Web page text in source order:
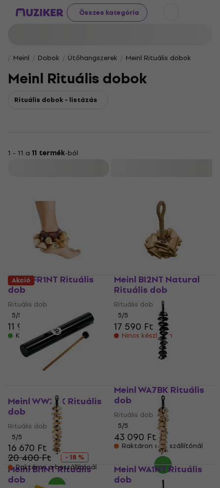
Összes kategória
Meinl Dobok Ütőhangszerek Meinl Rituális dobok
Meinl Rituális dobok
Rituális dobok - listázás
1 - 11 a 11 termék-ból
Meinl FR1NT Rituális
dob
Rituális dob
5/5
11 990 Ft
Készleten
Meinl BI2NT Natural
Rituális dob
Rituális dob
5/5
17 590 Ft
Nincs készleten
Akció
Meinl WW2BK Rituális
dob
Rituális dob
5/5
16 670 Ft
20 400 Ft
- 18 %
Raktáron a beszállítónál
Meinl WA7BK Rituális
dob
Rituális dob
5/5
43 090 Ft
Raktáron a beszállítónál
Meinl BI1NT Rituális
dob
Meinl WA1NT Rituális
dob